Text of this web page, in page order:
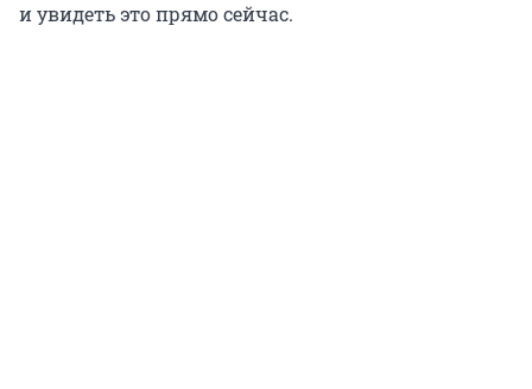
и увидеть это прямо сейчас.